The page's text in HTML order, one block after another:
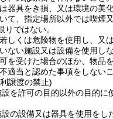
器具をき損、又は環境の美
て、指定場所以外では喫煙
りではない。
しくは危険物を使用し、又
ない施設又は設備を使用しな
を受けた場合のほか、物品
適当と認めた事項をしないこ
譲渡の禁止)
を許可の目的以外の目的に
の設備又は器具を使用をし